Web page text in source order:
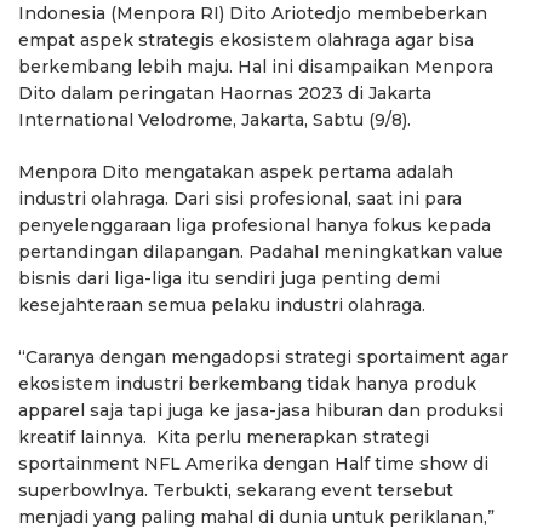
Indonesia (Menpora RI) Dito Ariotedjo membeberkan
empat aspek strategis ekosistem olahraga agar bisa
berkembang lebih maju. Hal ini disampaikan Menpora
Dito dalam peringatan Haornas 2023 di Jakarta
International Velodrome, Jakarta, Sabtu (9/8).
Menpora Dito mengatakan aspek pertama adalah
industri olahraga. Dari sisi profesional, saat ini para
penyelenggaraan liga profesional hanya fokus kepada
pertandingan dilapangan. Padahal meningkatkan value
bisnis dari liga-liga itu sendiri juga penting demi
kesejahteraan semua pelaku industri olahraga.
“Caranya dengan mengadopsi strategi sportaiment agar
ekosistem industri berkembang tidak hanya produk
apparel saja tapi juga ke jasa-jasa hiburan dan produksi
kreatif lainnya. Kita perlu menerapkan strategi
sportainment NFL Amerika dengan Half time show di
superbowlnya. Terbukti, sekarang event tersebut
menjadi yang paling mahal di dunia untuk periklanan,”